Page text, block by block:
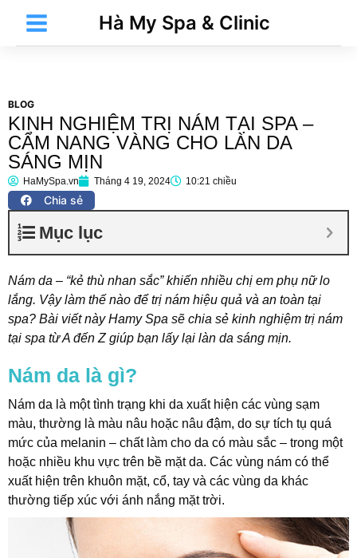
Main
Menu
Hà My Spa & Clinic
BLOG
KINH NGHIỆM TRỊ NÁM TẠI SPA –
CẨM NANG VÀNG CHO LÀN DA
SÁNG MỊN
HaMySpa.vn Tháng 4 19, 2024 10:21 chiều
Chia sẻ
Mục lục
Nám da – “kẻ thù nhan sắc” khiến nhiều chị em phụ nữ lo
lắng. Vậy làm thế nào để trị nám hiệu quả và an toàn tại
spa? Bài viết này Hamy Spa sẽ chia sẻ kinh nghiệm trị nám
tại spa từ A đến Z giúp bạn lấy lại làn da sáng mịn.
Nám da là gì?
Nám da là một tình trạng khi da xuất hiện các vùng sạm
màu, thường là màu nâu hoặc nâu đậm, do sự tích tụ quá
mức của melanin – chất làm cho da có màu sắc – trong một
hoặc nhiều khu vực trên bề mặt da. Các vùng nám có thể
xuất hiện trên khuôn mặt, cổ, tay và các vùng da khác
thường tiếp xúc với ánh nắng mặt trời.